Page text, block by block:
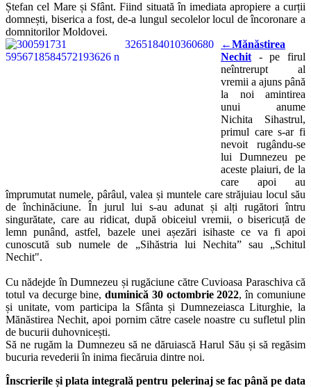
Ștefan cel Mare și Sfânt. Fiind situată în imediata apropiere a curții
domnești, biserica a fost, de-a lungul secolelor locul de încoronare a
domnitorilor Moldovei.
←Mănăstirea
Nechit - pe firul
neîntrerupt al
vremii a ajuns până
la noi amintirea
unui anume
Nichita Sihastrul,
primul care s-ar fi
nevoit rugându-se
lui Dumnezeu pe
aceste plaiuri, de la
care apoi au
împrumutat numele, pârâul, valea și muntele care străjuiau locul său
de închinăciune. În jurul lui s-au adunat și alți rugători întru
singurătate, care au ridicat, după obiceiul vremii, o bisericuță de
lemn punând, astfel, bazele unei așezări isihaste ce va fi apoi
cunoscută sub numele de „Sihăstria lui Nechita” sau „Schitul
Nechit".
Cu nădejde în Dumnezeu și rugăciune către Cuvioasa Paraschiva că
totul va decurge bine,duminică 30 octombrie 2022, în comuniune
și unitate, vom participa la Sfânta și Dumnezeiasca Liturghie, la
Mănăstirea Nechit, apoi pornim către casele noastre cu sufletul plin
de bucurii duhovnicești.
Să ne rugăm la Dumnezeu să ne dăruiască Harul Său și să regăsim
bucuria revederii în inima fiecăruia dintre noi.
Înscrierile și plata integrală pentru pelerinaj se fac până pe data